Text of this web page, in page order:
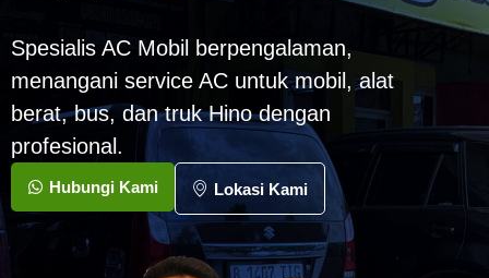
Spesialis AC Mobil berpengalaman,
menangani service AC untuk mobil, alat
berat, bus, dan truk Hino dengan
profesional.
Hubungi Kami Lokasi Kami